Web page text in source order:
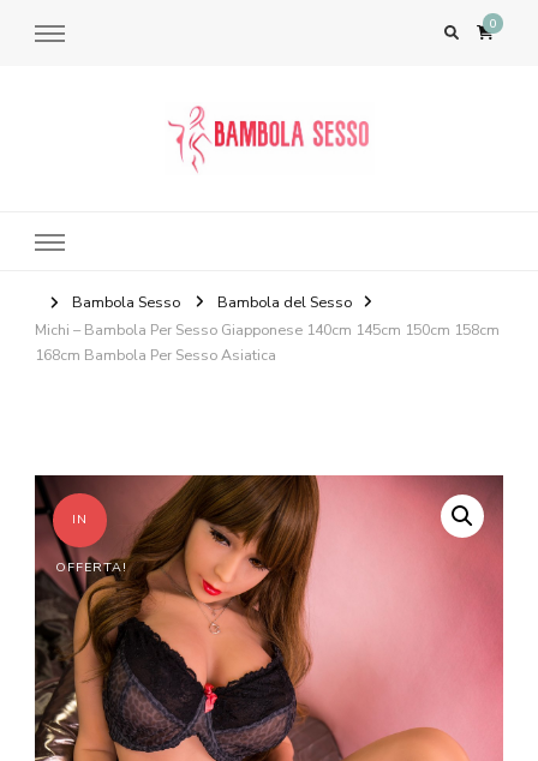
0
Bambola Sesso
Bambola del Sesso
Michi – Bambola Per Sesso Giapponese 140cm 145cm 150cm 158cm
168cm Bambola Per Sesso Asiatica
IN
OFFERTA!